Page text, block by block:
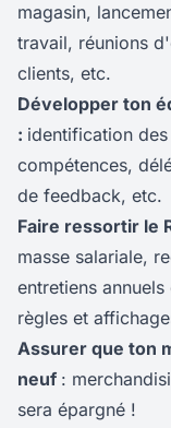
magasin,
travail, réunions
clients, etc.
Développer ton
: identification
compétences,
de feedback, etc.
Faire ressortir le
masse salariale,
entretiens
règles et
Assurer que ton
neuf :
sera épargné !